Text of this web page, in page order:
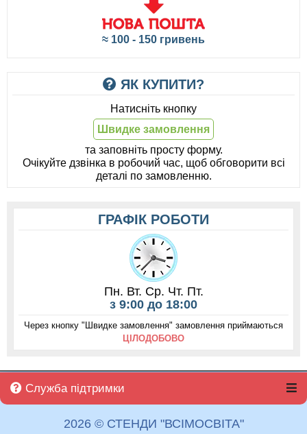
≈ 100 - 150 гривень
ЯК КУПИТИ?
Натисніть кнопку
Швидке замовлення
та заповніть просту форму.
Очікуйте дзвінка в робочий час, щоб обговорити всі
деталі по замовленню.
ГРАФІК РОБОТИ
Пн. Вт. Ср. Чт. Пт.
з 9:00 до 18:00
Через кнопку "Швидке замовлення" замовлення приймаються
ЦІЛОДОБОВО
Служба підтримки
2026 © СТЕНДИ "ВСІМОСВІТА"